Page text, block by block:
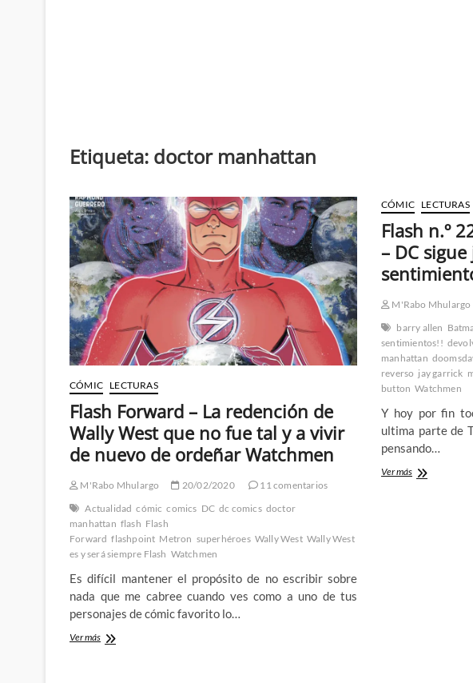
Etiqueta: doctor manhattan
CÓMIC LECTURAS
Flash Forward – La redención de
Wally West que no fue tal y a vivir
de nuevo de ordeñar Watchmen
M'Rabo Mhulargo 20/02/2020
11 comentarios
Actualidad cómic comics DC dc comics doctor
manhattan flash Flash
Forward flashpoint Metron superhéroes Wally West Wally West
es y será siempre Flash Watchmen
Es difícil mantener el propósito de no escribir sobre
nada que me cabree cuando ves como a uno de tus
personajes de cómic favorito lo…
Ver másFlash
CÓMIC LECTURAS
Flash n.º
– DC
M'Rabo Mhulargo
barry allen
sentimientos!!
manhattan
reverso jay garrick
button Watchmen
Y hoy por fin
ultima parte de
pensando…
Ver másFlash